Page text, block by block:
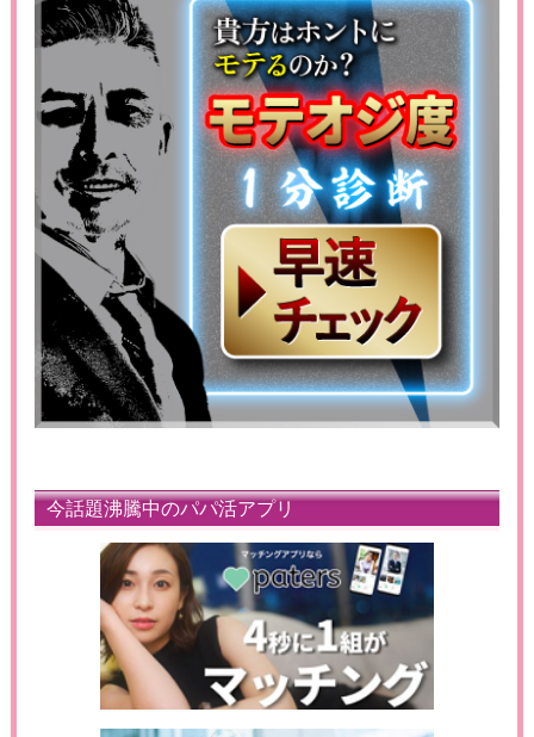
今話題沸騰中のパパ活アプリ